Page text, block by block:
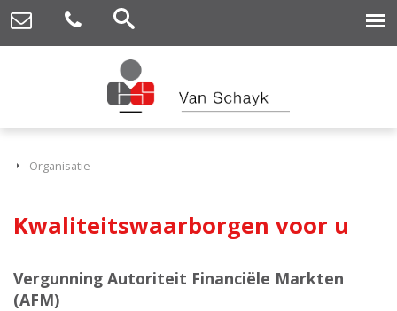
Organisatie
Kwaliteitswaarborgen voor u
Vergunning Autoriteit Financiële Markten
(AFM)